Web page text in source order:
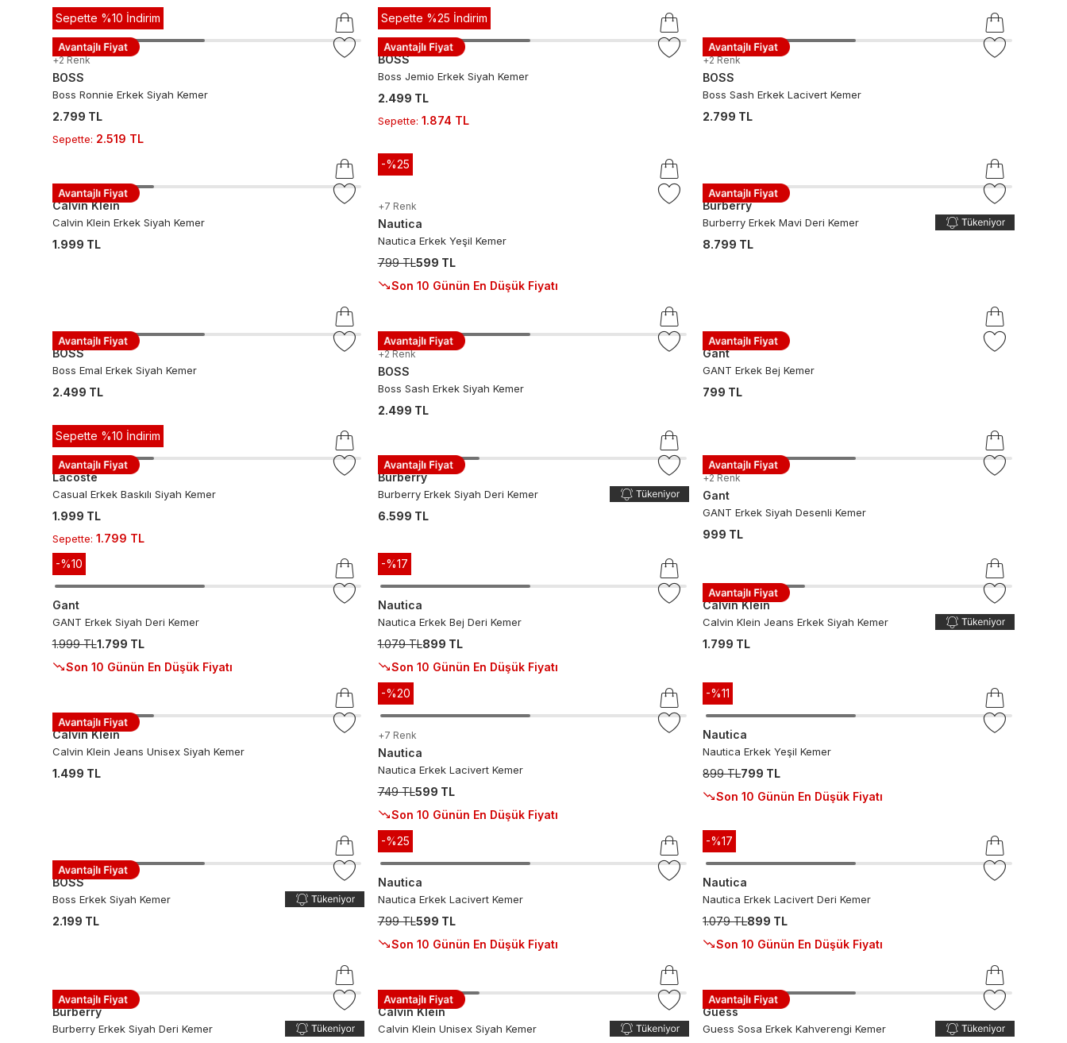
Sepette %10 İndirim
+2 Renk
BOSS
Boss Ronnie Erkek Siyah Kemer
2.799 TL
Sepette: 2.519 TL
Sepette %25 İndirim
BOSS
Boss Jemio Erkek Siyah Kemer
2.499 TL
Sepette: 1.874 TL
+2 Renk
BOSS
Boss Sash Erkek Lacivert Kemer
2.799 TL
Calvin Klein
Calvin Klein Erkek Siyah Kemer
1.999 TL
-%25
+7 Renk
Nautica
Nautica Erkek Yeşil Kemer
799 TL599 TL
Son 10 Günün En Düşük Fiyatı
Burberry
Burberry Erkek Mavi Deri Kemer
8.799 TL
BOSS
Boss Emal Erkek Siyah Kemer
2.499 TL
+2 Renk
BOSS
Boss Sash Erkek Siyah Kemer
2.499 TL
Gant
GANT Erkek Bej Kemer
799 TL
Sepette %10 İndirim
Lacoste
Casual Erkek Baskılı Siyah Kemer
1.999 TL
Sepette: 1.799 TL
Burberry
Burberry Erkek Siyah Deri Kemer
6.599 TL
+2 Renk
Gant
GANT Erkek Siyah Desenli Kemer
999 TL
-%10
Gant
GANT Erkek Siyah Deri Kemer
1.999 TL1.799 TL
Son 10 Günün En Düşük Fiyatı
-%17
Nautica
Nautica Erkek Bej Deri Kemer
1.079 TL899 TL
Son 10 Günün En Düşük Fiyatı
Calvin Klein
Calvin Klein Jeans Erkek Siyah Kemer
1.799 TL
Calvin Klein
Calvin Klein Jeans Unisex Siyah Kemer
1.499 TL
-%20
+7 Renk
Nautica
Nautica Erkek Lacivert Kemer
749 TL599 TL
Son 10 Günün En Düşük Fiyatı
-%11
Nautica
Nautica Erkek Yeşil Kemer
899 TL799 TL
Son 10 Günün En Düşük Fiyatı
BOSS
Boss Erkek Siyah Kemer
2.199 TL
-%25
Nautica
Nautica Erkek Lacivert Kemer
799 TL599 TL
Son 10 Günün En Düşük Fiyatı
-%17
Nautica
Nautica Erkek Lacivert Deri Kemer
1.079 TL899 TL
Son 10 Günün En Düşük Fiyatı
Burberry
Burberry Erkek Siyah Deri Kemer
Calvin Klein
Calvin Klein Unisex Siyah Kemer
Guess
Guess Sosa Erkek Kahverengi Kemer